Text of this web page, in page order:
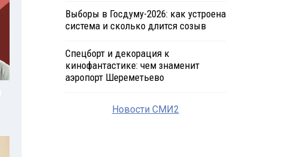
Выборы в Госдуму-2026: как устроена
система и сколько длится созыв
Спецборт и декорация к
кинофантастике: чем знаменит
аэропорт Шереметьево
Новости СМИ2